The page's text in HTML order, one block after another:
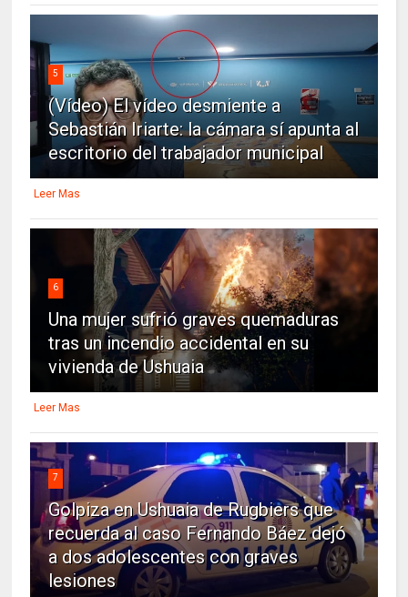
5
(Vídeo) El vídeo desmiente a
Sebastián Iriarte: la cámara sí apunta al
escritorio del trabajador municipal
Leer Mas
6
Una mujer sufrió graves quemaduras
tras un incendio accidental en su
vivienda de Ushuaia
Leer Mas
7
Golpiza en Ushuaia de Rugbiers que
recuerda al caso Fernando Báez dejó
a dos adolescentes con graves
lesiones